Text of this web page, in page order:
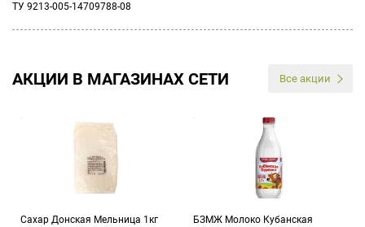
ТУ 9213-005-14709788-08
АКЦИИ В МАГАЗИНАХ СЕТИ Все акции
Сахар Донская Мельница 1кг
БЗМЖ Молоко Кубанская